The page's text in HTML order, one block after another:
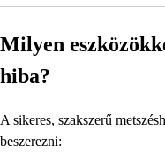
Milyen
hiba?
A sikeres, szakszerű
beszerezni: